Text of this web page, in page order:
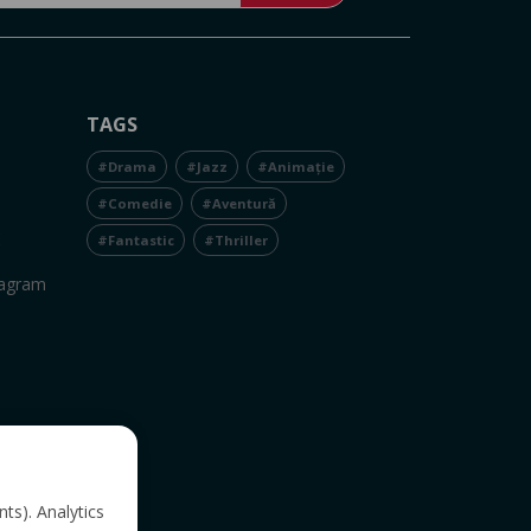
TAGS
#Drama #Jazz #Animație
#Comedie #Aventură
#Fantastic #Thriller
Analytics